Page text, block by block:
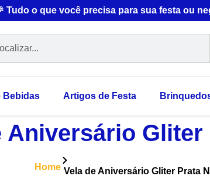
Tudo o que você precisa para sua festa ou
Bebidas Artigos de Festa
Aniversário Gliter
Home Vela de Aniversário Gliter Prata